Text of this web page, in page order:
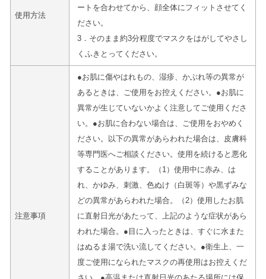
使用方法
ートを合わせてから、顔全体にフィットさせてく
ださい。
3．そのまま約3分程度でマスクをはがしてやさし
くふきとってください。
注意事項
●お肌に傷やはれもの、湿疹、かぶれ等の異常が
あるときは、ご使用をお控えください。●お肌に
異常が生じていないかよく注意してご使用くださ
い。●お肌に合わない場合は、ご使用をおやめく
ださい。以下の異常があらわれた場合は、皮膚科
等専門医へご相談ください。使用を続けると悪化
することがあります。（1）使用中に赤み、は
れ、かゆみ、刺激、色ぬけ（白斑等）や黒ずみな
どの異常があらわれた場合。（2）使用したお肌
に直射日光があたって、上記のような症状があら
われた場合。●目に入ったときは、すぐに水また
はぬるま湯で洗い流してください。●衛生上、一
度ご使用になられたマスクの再使用はお控えくだ